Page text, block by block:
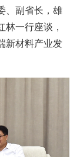
、副省长，雄
一行座谈，
新材料产业发